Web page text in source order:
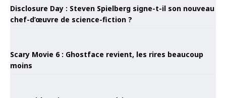
Disclosure Day : Steven Spielberg signe-t-il son nouveau
chef-d’œuvre de science-fiction ?
Scary Movie 6 : Ghostface revient, les rires beaucoup
moins